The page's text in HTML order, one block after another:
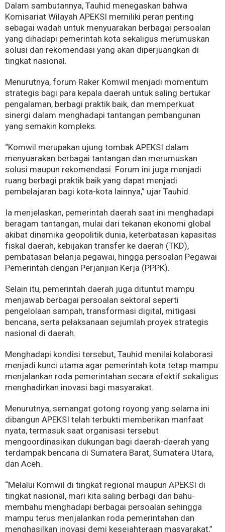
Dalam sambutannya, Tauhid menegaskan bahwa
Komisariat Wilayah APEKSI memiliki peran penting
sebagai wadah untuk menyuarakan berbagai persoalan
yang dihadapi pemerintah kota sekaligus merumuskan
solusi dan rekomendasi yang akan diperjuangkan di
tingkat nasional.
Menurutnya, forum Raker Komwil menjadi momentum
strategis bagi para kepala daerah untuk saling bertukar
pengalaman, berbagi praktik baik, dan memperkuat
sinergi dalam menghadapi tantangan pembangunan
yang semakin kompleks.
“Komwil merupakan ujung tombak APEKSI dalam
menyuarakan berbagai tantangan dan merumuskan
solusi maupun rekomendasi. Forum ini juga menjadi
ruang berbagi praktik baik yang dapat menjadi
pembelajaran bagi kota-kota lainnya,” ujar Tauhid.
Ia menjelaskan, pemerintah daerah saat ini menghadapi
beragam tantangan, mulai dari tekanan ekonomi global
akibat dinamika geopolitik dunia, keterbatasan kapasitas
fiskal daerah, kebijakan transfer ke daerah (TKD),
pembatasan belanja pegawai, hingga persoalan Pegawai
Pemerintah dengan Perjanjian Kerja (PPPK).
Selain itu, pemerintah daerah juga dituntut mampu
menjawab berbagai persoalan sektoral seperti
pengelolaan sampah, transformasi digital, mitigasi
bencana, serta pelaksanaan sejumlah proyek strategis
nasional di daerah.
Menghadapi kondisi tersebut, Tauhid menilai kolaborasi
menjadi kunci utama agar pemerintah kota tetap mampu
menjalankan roda pemerintahan secara efektif sekaligus
menghadirkan inovasi bagi masyarakat.
Menurutnya, semangat gotong royong yang selama ini
dibangun APEKSI telah terbukti memberikan manfaat
nyata, termasuk saat organisasi tersebut
mengoordinasikan dukungan bagi daerah-daerah yang
terdampak bencana di Sumatera Barat, Sumatera Utara,
dan Aceh.
“Melalui Komwil di tingkat regional maupun APEKSI di
tingkat nasional, mari kita saling berbagi dan bahu-
membahu menghadapi berbagai persoalan sehingga
mampu terus menjalankan roda pemerintahan dan
menghasilkan inovasi demi kesejahteraan masyarakat,”